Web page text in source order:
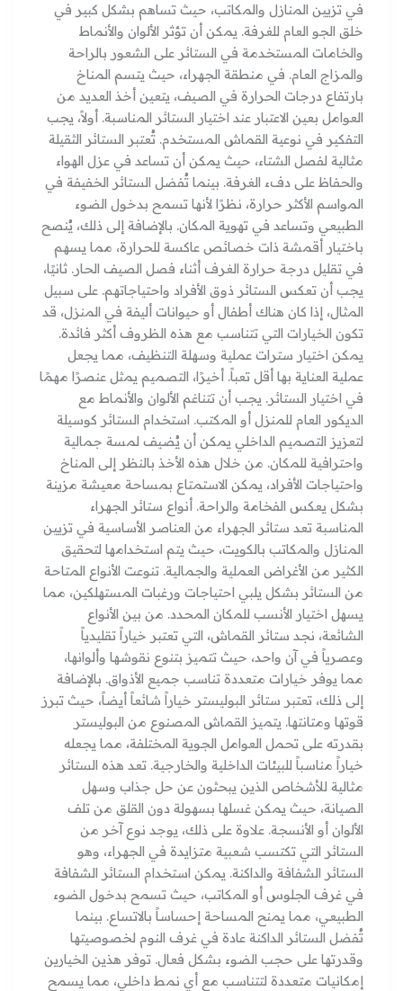
في تزيين المنازل والمكاتب، حيث تساهم بشكل كبير في
خلق الجو العام للغرفة. يمكن أن تؤثر الألوان والأنماط
والخامات المستخدمة في الستائر على الشعور بالراحة
والمزاج العام. في منطقة الجهراء، حيث يتسم المناخ
بارتفاع درجات الحرارة في الصيف، يتعين أخذ العديد من
العوامل بعين الاعتبار عند اختيار الستائر المناسبة. أولاً، يجب
التفكير في نوعية القماش المستخدم. تُعتبر الستائر الثقيلة
مثالية لفصل الشتاء، حيث يمكن أن تساعد في عزل الهواء
والحفاظ على دفء الغرفة. بينما تُفضل الستائر الخفيفة في
المواسم الأكثر حرارة، نظرًا لأنها تسمح بدخول الضوء
الطبيعي وتساعد في تهوية المكان. بالإضافة إلى ذلك، يُنصح
باختيار أقمشة ذات خصائص عاكسة للحرارة، مما يسهم
في تقليل درجة حرارة الغرف أثناء فصل الصيف الحار. ثانيًا،
يجب أن تعكس الستائر ذوق الأفراد واحتياجاتهم. على سبيل
المثال، إذا كان هناك أطفال أو حيوانات أليفة في المنزل، قد
تكون الخيارات التي تتناسب مع هذه الظروف أكثر فائدة.
يمكن اختيار سترات عملية وسهلة التنظيف، مما يجعل
عملية العناية بها أقل تعباً. أخيرًا، التصميم يمثل عنصرًا مهمًا
في اختيار الستائر. يجب أن تتناغم الألوان والأنماط مع
الديكور العام للمنزل أو المكتب. استخدام الستائر كوسيلة
لتعزيز التصميم الداخلي يمكن أن يُضيف لمسة جمالية
واحترافية للمكان. من خلال هذه الأخذ بالنظر إلى المناخ
واحتياجات الأفراد، يمكن الاستمتاع بمساحة معيشة مزينة
بشكل يعكس الفخامة والراحة. أنواع ستائر الجهراء
المناسبة تعد ستائر الجهراء من العناصر الأساسية في تزيين
المنازل والمكاتب بالكويت، حيث يتم استخدامها لتحقيق
الكثير من الأغراض العملية والجمالية. تنوعت الأنواع المتاحة
من الستائر بشكل يلبي احتياجات ورغبات المستهلكين، مما
يسهل اختيار الأنسب للمكان المحدد. من بين الأنواع
الشائعة، نجد ستائر القماش، التي تعتبر خياراً تقليدياً
وعصرياً في آن واحد، حيث تتميز بتنوع نقوشها وألوانها،
مما يوفر خيارات متعددة تناسب جميع الأذواق. بالإضافة
إلى ذلك، تعتبر ستائر البوليستر خياراً شائعاً أيضاً، حيث تبرز
قوتها ومتانتها. يتميز القماش المصنوع من البوليستر
بقدرته على تحمل العوامل الجوية المختلفة، مما يجعله
خياراً مناسباً للبيئات الداخلية والخارجية. تعد هذه الستائر
مثالية للأشخاص الذين يبحثون عن حل جذاب وسهل
الصيانة، حيث يمكن غسلها بسهولة دون القلق من تلف
الألوان أو الأنسجة. علاوة على ذلك، يوجد نوع آخر من
الستائر التي تكتسب شعبية متزايدة في الجهراء، وهو
الستائر الشفافة والداكنة. يمكن استخدام الستائر الشفافة
في غرف الجلوس أو المكاتب، حيث تسمح بدخول الضوء
الطبيعي، مما يمنح المساحة إحساساً بالاتساع. بينما
تُفضل الستائر الداكنة عادة في غرف النوم لخصوصيتها
وقدرتها على حجب الضوء بشكل فعال. توفر هذين الخيارين
إمكانيات متعددة لتتناسب مع أي نمط داخلي، مما يسمح